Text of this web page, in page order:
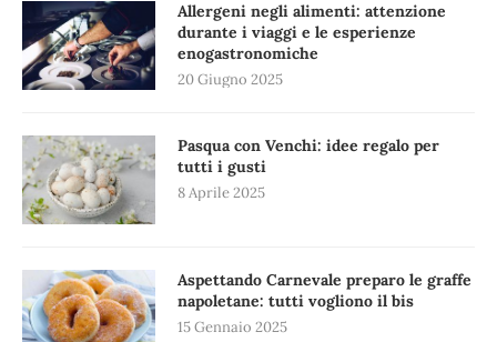
Allergeni negli alimenti: attenzione
durante i viaggi e le esperienze
enogastronomiche
20 Giugno 2025
Pasqua con Venchi: idee regalo per
tutti i gusti
8 Aprile 2025
Aspettando Carnevale preparo le graffe
napoletane: tutti vogliono il bis
15 Gennaio 2025